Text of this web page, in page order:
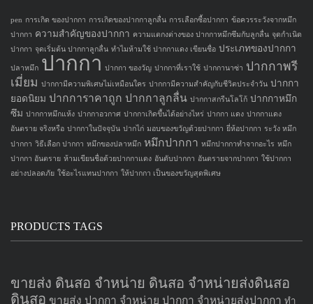
pen การเกิด ของปากกา การเกิดของปากกาลูกลื่น การเลือกซื้อปากกา ข้อควรระวังจากหมึก
ปากกา ความสำคัญของปากกา ความแตกงต่างของ ปากกาหมึกซึมกับลูกลื่น จุดกำเนิด
ปากกา จุดเริ่มต้น ปากกาลูกลื่น ทำไมห้ามใช้ ปากกาแดง เขียนชื่อ ประเภทของปากกา
ปลาหมึก ปากกา ปากกา ของวัญ ปากกาที่เราใช้ ปากกานาซ่า ปากกาพรี
เมี่ยม ปากกามีความพิเศษไม่เหมือนใคร ปากกามีความสำคัญกับชีวิตประจำวัน ปากกา
ยอดนิยม ปากการาคาถูก ปากกาลูกลื่น ปากกาสกรีนโลโก้ ปากกาหมึก
ซึม ปากกาหมึกแห้ง ปากกาอวกาศ ปากกาเกิดขึ้นได้อย่างไหร่ ปากกา แดง ปากกาแดง
อันตราย จริงหรือ ปากกาในปัจจุบัน ปากไก่ มอบของขวัญด้วยปากกา ยี่ห้อปากกา ระวัง หมึก
ปากกา วิธีเลือก ปากกา หมึกของปลาหมึก หมึกปากกา หมึกปากกาทำจากอะไร หมึก
ปากกา อันตราย ห้ามเขียนชื่อด้วยปากกาแดง อันดับปากกา อันตรายจากปากกา ใช้ปากกา
อย่างปลอดภัย ใช้อะไรแทนปากกา ให้ปากกา เป็นของขวัญสุดพิเศษ
PRODUCTS TAGS
ขายส่ง ดินสอ จำหน่าย ดินสอ จำหน่ายส่งดินสอ
ดินสอ ขายส่ง ปากกา จำหน่าย ปากกา จำหน่ายส่งปากกา ทำ